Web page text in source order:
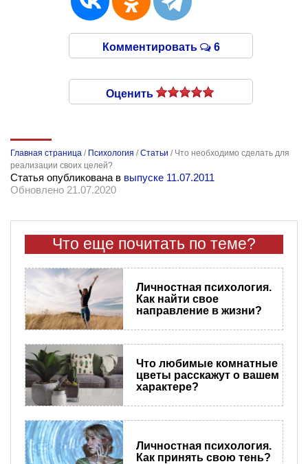
Комментировать 6
Оценить
Главная страница / Психология /Статьи / Что необходимо сделать для
реализации своих целей?
Статья опубликована в выпуске 11.07.2011
Обновлено 21.07.2020
Что еще почитать по теме?
Личностная психология.
Как найти свое
направление в жизни?
Что любимые комнатные
цветы расскажут о вашем
характере?
Личностная психология.
Как принять свою тень?